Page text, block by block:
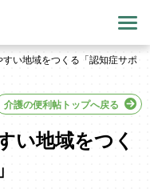
い地域をつくる「認知症サポ
介護の便利帖トップへ戻る
い地域をつく